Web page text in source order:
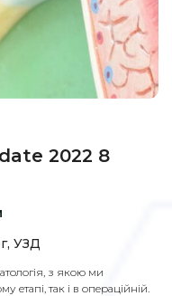
2022 8
УЗД
з якою ми
так і в операційній.